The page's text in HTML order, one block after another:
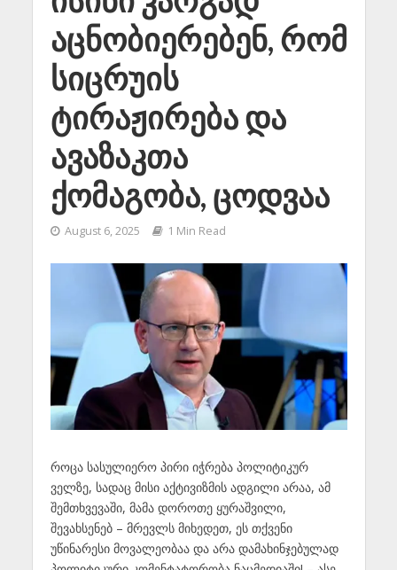
აცნობიერებენ, რომ
სიცრუის
ტირაჟირება და
ავაზაკთა
ქომაგობა, ცოდვაა
August 6, 2025 1 Min Read
როცა სასულიერო პირი იჭრება პოლიტიკურ
ველზე, სადაც მისი აქტივიზმის ადგილი არაა, ამ
შემთხვევაში, მამა დოროთე ყურაშვილი,
შევახსენებ – მრევლს მიხედეთ, ეს თქვენი
უწინარესი მოვალეობაა და არა დამახინჯებულად